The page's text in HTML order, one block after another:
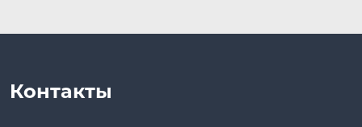
Контакты